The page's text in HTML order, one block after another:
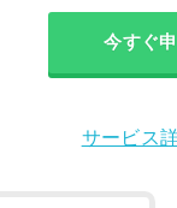
今すぐ
サービス